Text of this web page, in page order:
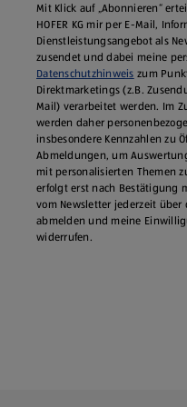
Mit Klick auf „Abonnieren“
HOFER KG mir per E-Mail,
Dienstleistungsangebot als
zusendet und dabei meine
Datenschutzhinweis zum
Direktmarketings (z.B.
Mail) verarbeitet werden. Im
werden daher
insbesondere Kennzahlen zu
Abmeldungen, um
mit personalisierten Themen
erfolgt erst nach Bestätigung
vom Newsletter jederzeit
abmelden und meine
widerrufen.